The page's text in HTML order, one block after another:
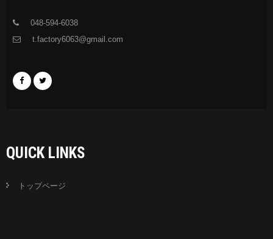
048-594-6038
t.factory6063@gmail.com
QUICK LINKS
トップページ